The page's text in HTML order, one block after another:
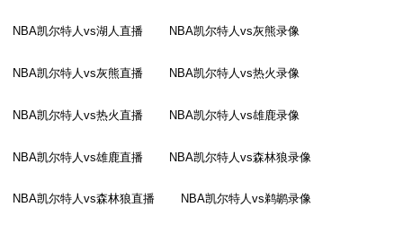
NBA凯尔特人vs湖人直播 NBA凯尔特人vs灰熊录像
NBA凯尔特人vs灰熊直播 NBA凯尔特人vs热火录像
NBA凯尔特人vs热火直播 NBA凯尔特人vs雄鹿录像
NBA凯尔特人vs雄鹿直播 NBA凯尔特人vs森林狼录像
NBA凯尔特人vs森林狼直播 NBA凯尔特人vs鹈鹕录像